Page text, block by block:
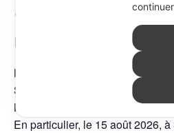
9 août @ 8:00 am -16
pm
Du 9 août 2026 au 16
Sisack rendra visite aux sœurs
Nigeria.
En particulier, le 15 août 2026,